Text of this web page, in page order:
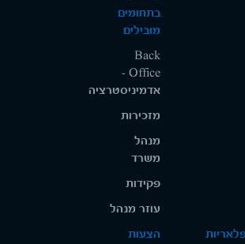
בתחומים
מובילים
Back
Office -
אדמיניסטרציה
מזכירות
מנהל
משרד
פקידות
עוזר מנהל
הצעות